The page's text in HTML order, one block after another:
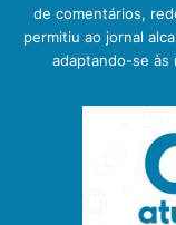
de comentários,
permitiu ao jornal
adaptando-se às